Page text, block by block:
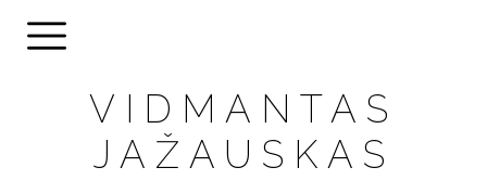
VIDMANTAS
JAŽAUSKAS